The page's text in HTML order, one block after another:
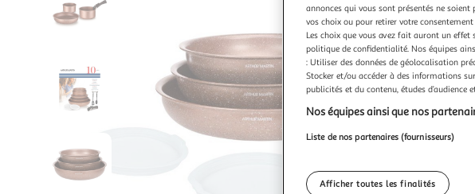
annonces qui vous sont présentés ne
vos choix ou pour retirer votre
Les choix que vous avez fait auront un effet
politique de confidentialité. Nos équipes
: Utiliser des données de géolocalisation
Stocker et/ou accéder à des informations
publicités et du contenu, études d’audience
Nos équipes ainsi que nos
Liste de nos partenaires (fournisseurs)
Afficher toutes les finalités